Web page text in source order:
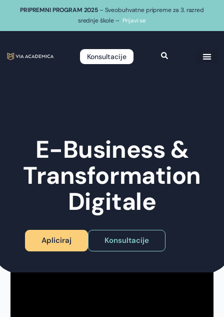
PRIPREMNI PROGRAM 2025 – Sveobuhvatne pripreme za 3. razred
srednje škole – Prijavi se
Konsultacije
E-Business &
Transformation
Digitale
Apliciraj Konsultacije